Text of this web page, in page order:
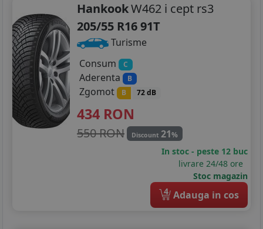
HankookW462 i cept rs3
205/55 R16 91T
Turisme
Consum
C
Aderenta B
Zgomot B 72 dB
434 RON
550 RON Discount 21%
In stoc - peste 12 buc
livrare 24/48 ore
Stoc magazin
4 Adauga in cos